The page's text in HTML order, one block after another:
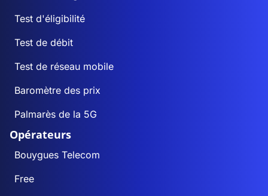
Test d'éligibilité
Test de débit
Test de réseau mobile
Baromètre des prix
Palmarès de la 5G
Opérateurs
Bouygues Telecom
Free